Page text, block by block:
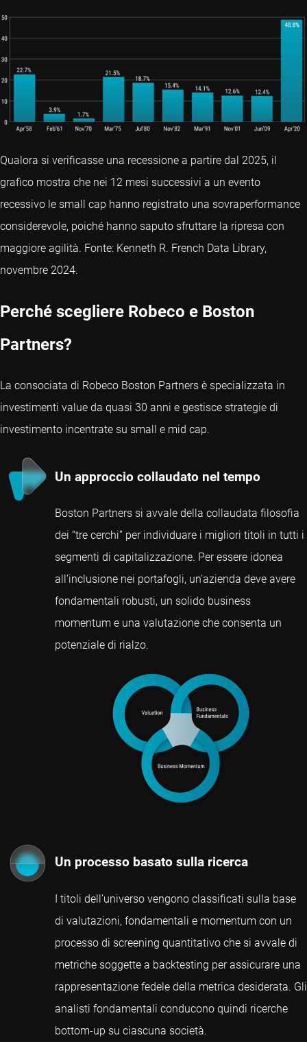
Qualora si verificasse una recessione a partire dal 2025, il
grafico mostra che nei 12 mesi successivi a un evento
recessivo le small cap hanno registrato una sovraperformance
considerevole, poiché hanno saputo sfruttare la ripresa con
maggiore agilità. Fonte: Kenneth R. French Data Library,
novembre 2024.
Perché scegliere Robeco e Boston
Partners?
La consociata di Robeco Boston Partners è specializzata in
investimenti value da quasi 30 anni e gestisce strategie di
investimento incentrate su small e mid cap.
Un approccio collaudato nel tempo
Boston Partners si avvale della collaudata filosofia
dei “tre cerchi” per individuare i migliori titoli in tutti i
segmenti di capitalizzazione. Per essere idonea
all’inclusione nei portafogli, un’azienda deve avere
fondamentali robusti, un solido business
momentum e una valutazione che consenta un
potenziale di rialzo.
Un processo basato sulla ricerca
I titoli dell’universo vengono classificati sulla base
di valutazioni, fondamentali e momentum con un
processo di screening quantitativo che si avvale di
metriche soggette a backtesting per assicurare una
rappresentazione fedele della metrica desiderata. Gli
analisti fondamentali conducono quindi ricerche
bottom-up su ciascuna società.